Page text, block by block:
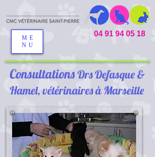
04 91 94 05 18
ME
NU
Consultations Drs Defasque &
Hamel, vétérinaires à Marseille